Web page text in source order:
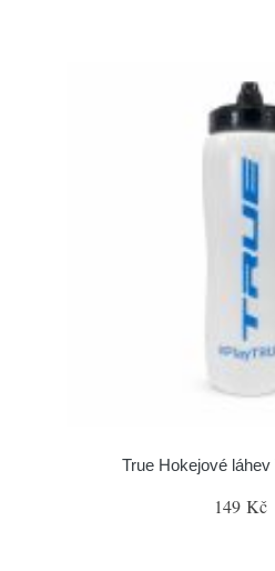
True Hokejové láhev
149 Kč